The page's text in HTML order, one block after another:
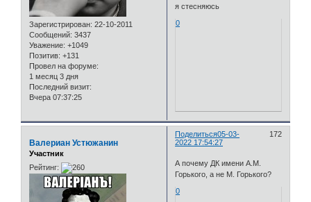
Зарегистрирован: 22-10-2011
Сообщений: 3437
Уважение: +1049
Позитив: +131
Провел на форуме:
1 месяц 3 дня
Последний визит:
Вчера 07:37:25
я стесняюсь
0
Поделиться 172
05-03-
2022 17:54:27
Валериан Устюжанин
Участник
Рейтинг:
А почему ДК имени А.М.
Горького, а не М. Горького?
0